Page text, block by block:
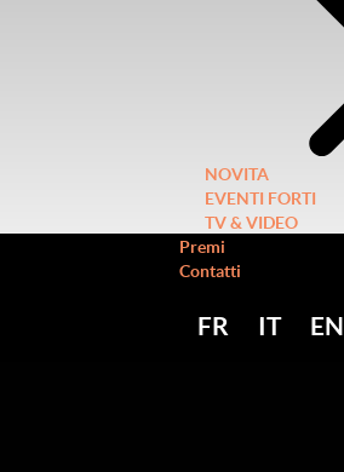
NOVITA
EVENTI FORTI
TV & VIDEO
Premi
Contatti
FR IT EN